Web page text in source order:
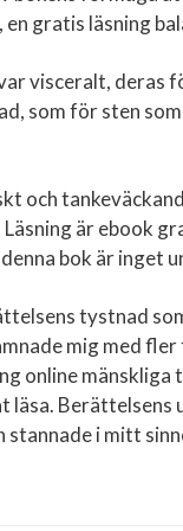
en gratis läsning
visceralt, deras
som för sten
och
är ebook
bok är inget
tystnad
mig med
online
läsa. Berättelsens
stannade i mitt